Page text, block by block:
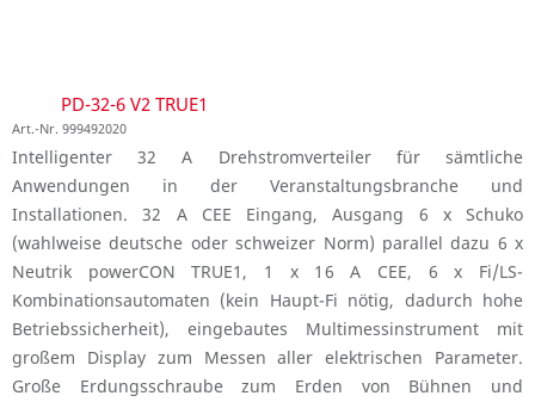
PD-32-6 V2 TRUE1
Art.-Nr. 999492020
Intelligenter 32 A Drehstromverteiler für sämtliche
Anwendungen in der Veranstaltungsbranche und
Installationen. 32 A CEE Eingang, Ausgang 6 x Schuko
(wahlweise deutsche oder schweizer Norm) parallel dazu 6 x
Neutrik powerCON TRUE1, 1 x 16 A CEE, 6 x Fi/LS-
Kombinationsautomaten (kein Haupt-Fi nötig, dadurch hohe
Betriebssicherheit), eingebautes Multimessinstrument mit
großem Display zum Messen aller elektrischen Parameter.
Große Erdungsschraube zum Erden von Bühnen und